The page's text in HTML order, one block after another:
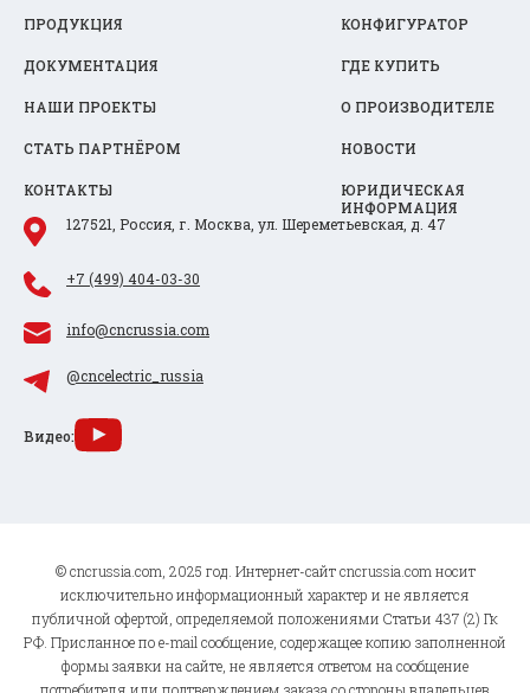
ПРОДУКЦИЯ КОНФИГУРАТОР
ДОКУМЕНТАЦИЯ ГДЕ КУПИТЬ
НАШИ ПРОЕКТЫ О ПРОИЗВОДИТЕЛЕ
СТАТЬ ПАРТНЁРОМ НОВОСТИ
КОНТАКТЫ
ЮРИДИЧЕСКАЯ
ИНФОРМАЦИЯ
127521, Россия, г. Москва, ул. Шереметьевская, д. 47
+7 (499) 404-03-30
info@cncrussia.com
@cncelectric_russia
Видео:
© cncrussia.com, 2025 год. Интернет-сайт cncrussia.com носит
исключительно информационный характер и не является
публичной офертой, определяемой положениями Статьи 437 (2) Гк
РФ. Присланное по e-mail сообщение, содержащее копию заполненной
формы заявки на сайте, не является ответом на сообщение